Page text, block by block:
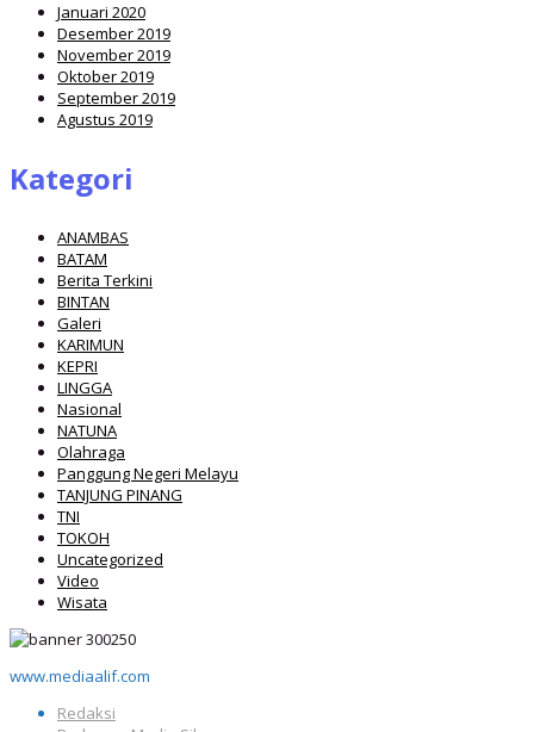
Januari 2020
Desember 2019
November 2019
Oktober 2019
September 2019
Agustus 2019
Kategori
ANAMBAS
BATAM
Berita Terkini
BINTAN
Galeri
KARIMUN
KEPRI
LINGGA
Nasional
NATUNA
Olahraga
Panggung Negeri Melayu
TANJUNG PINANG
TNI
TOKOH
Uncategorized
Video
Wisata
www.mediaalif.com
Redaksi